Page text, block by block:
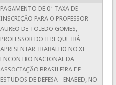
PAGAMENTO DE 01 TAXA DE
INSCRIÇÃO PARA O PROFESSOR
AUREO DE TOLEDO GOMES,
PROFESSOR DO IERI QUE IRÁ
APRESENTAR TRABALHO NO XI
ENCONTRO NACIONAL DA
ASSOCIAÇÃO BRASILEIRA DE
ESTUDOS DE DEFESA - ENABED, NO